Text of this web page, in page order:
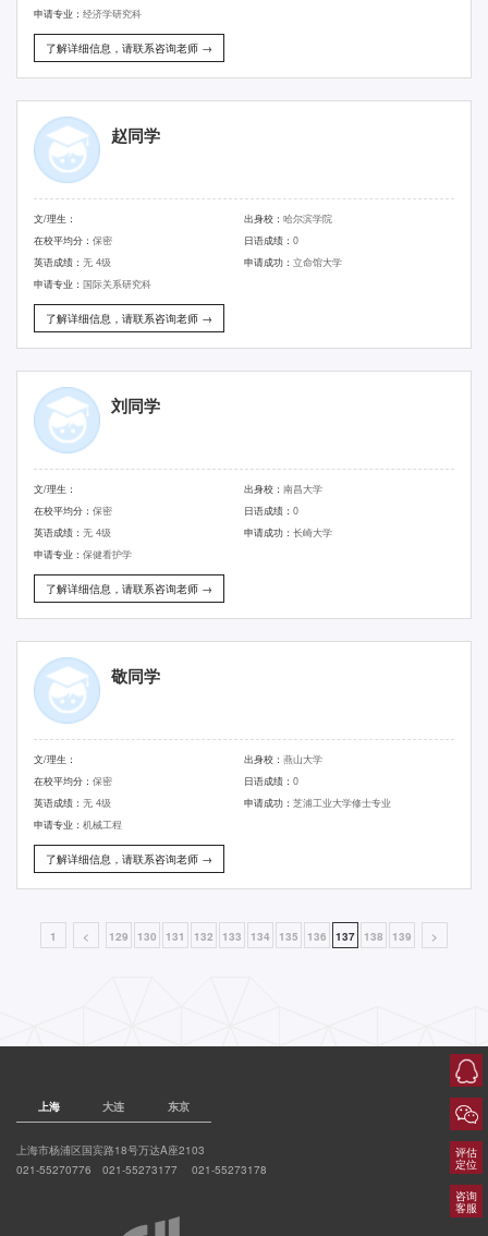
申请专业： 经济学研究科
了解详细信息，请联系咨询老师 →
赵同学
文/理生： 出身校： 哈尔滨学院
在校平均分： 保密 日语成绩： 0
英语成绩： 无 4级 申请成功： 立命馆大学
申请专业： 国际关系研究科
了解详细信息，请联系咨询老师 →
刘同学
文/理生： 出身校： 南昌大学
在校平均分： 保密 日语成绩： 0
英语成绩： 无 4级 申请成功： 长崎大学
申请专业： 保健看护学
了解详细信息，请联系咨询老师 →
敬同学
文/理生： 出身校： 燕山大学
在校平均分： 保密 日语成绩： 0
英语成绩： 无 4级 申请成功： 芝浦工业大学修士专业
申请专业： 机械工程
了解详细信息，请联系咨询老师 →
1 < 129 130 131 132 133 134 135 136 137 138 139 >
评估
定位
咨询
客服
上海 大连 东京
上海市杨浦区国宾路18号万达A座2103
021-55270776 021-55273177 021-55273178